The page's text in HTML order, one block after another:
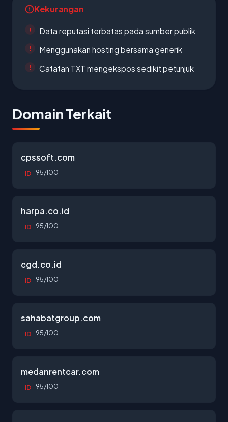
Kekurangan
Data reputasi terbatas pada sumber publik
Menggunakan hosting bersama generik
Catatan TXT mengekspos sedikit petunjuk
Domain Terkait
cpssoft.com
ID 95/100
harpa.co.id
ID 95/100
cgd.co.id
ID 95/100
sahabatgroup.com
ID 95/100
medanrentcar.com
ID 95/100